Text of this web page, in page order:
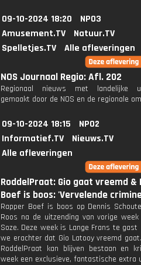
09-10-2024 18:20
NPO3
Amusement.TV
Natuur.TV
Spelletjes.TV
Alle afleveringen
NOS Journaal Regio: Afl. 202
Regionaal nieuws met landelijke
gemaakt door de NOS en de regionale
09-10-2024 18:15
NPO2
Informatief.TV
Nieuws.TV
Alle afleveringen
RoddelPraat: Gio gaat vreemd &
Boef is boos: 'Vervelende
Rapper Boef is boos op Dennis
Roos na de uitzending van vorige
Soze. Deze week is Lange Frans te gast
we erachter dat Gio Latooy vreemd
RoddelPraat kan blijven bestaan en
week een exclusieve, fantastische extra